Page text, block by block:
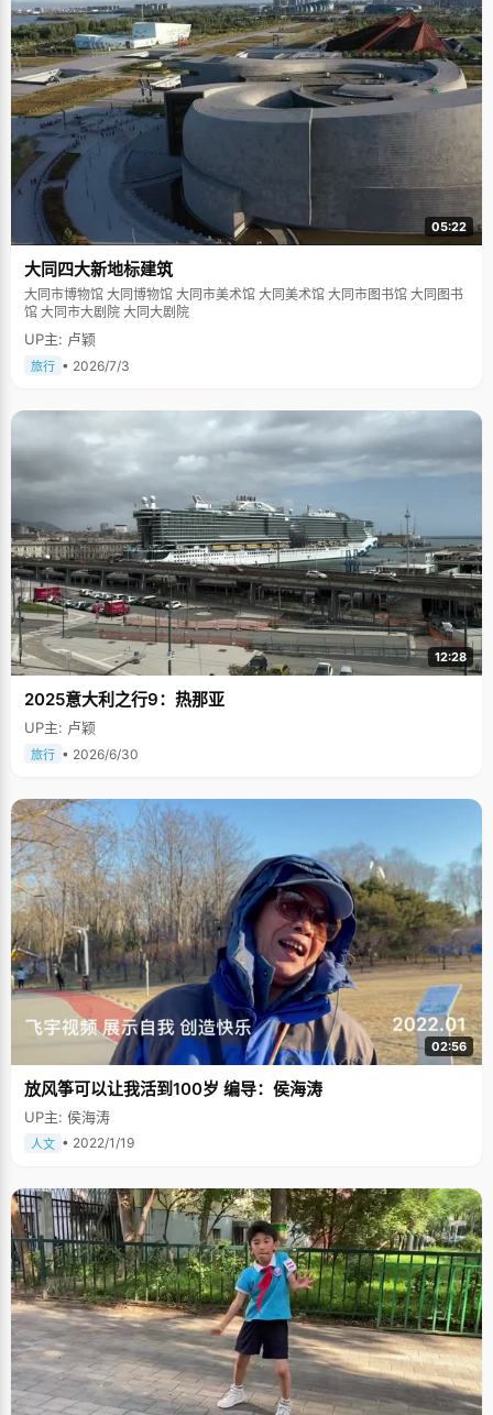
05:22
大同四大新地标建筑
大同市博物馆 大同博物馆 大同市美术馆 大同美术馆 大同市图书馆 大同图书
馆 大同市大剧院 大同大剧院
UP主: 卢颖
旅行 • 2026/7/3
12:28
2025意大利之行9：热那亚
UP主: 卢颖
旅行 • 2026/6/30
02:56
放风筝可以让我活到100岁 编导：侯海涛
UP主: 侯海涛
人文 • 2022/1/19